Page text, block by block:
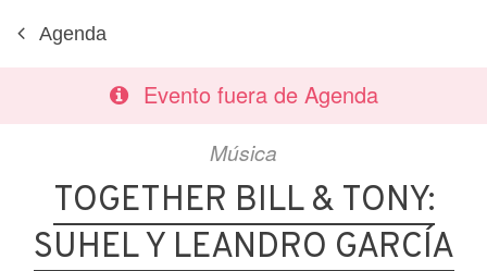
Agenda
Evento fuera de Agenda
Música
TOGETHER BILL & TONY:
SUHEL Y LEANDRO GARCÍA